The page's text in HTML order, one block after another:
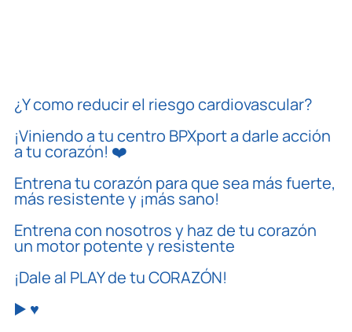
¿Y como reducir el riesgo cardiovascular?
¡Viniendo a tu centro BPXport a darle acción
a tu corazón! ❤️
Entrena tu corazón para que sea más fuerte,
más resistente y ¡más sano!
Entrena con nosotros y haz de tu corazón
un motor potente y resistente
¡Dale al PLAY de tu CORAZÓN!
▶️ ♥️